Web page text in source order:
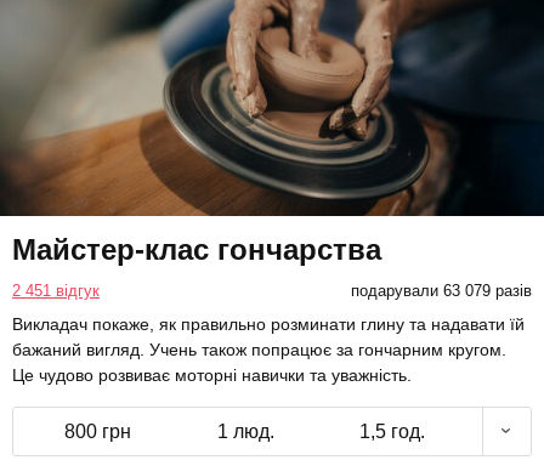
Майстер-клас гончарства
2 451 відгук подарували 63 079 разів
Викладач покаже, як правильно розминати глину та надавати їй
бажаний вигляд. Учень також попрацює за гончарним кругом.
Це чудово розвиває моторні навички та уважність.
800 грн 1 люд. 1,5 год.